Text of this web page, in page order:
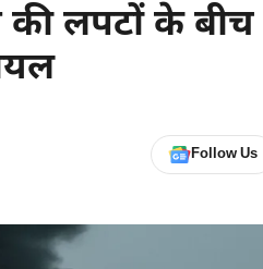
लपटों के बीच
Follow Us